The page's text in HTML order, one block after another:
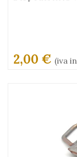
2,00 € (iva